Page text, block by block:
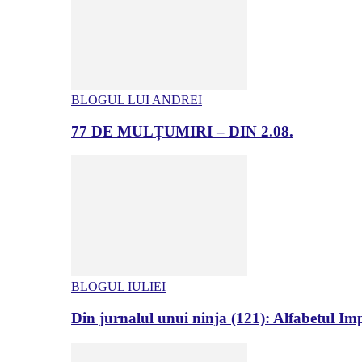
BLOGUL LUI ANDREI
77 DE MULȚUMIRI – DIN 2.08.
BLOGUL IULIEI
Din jurnalul unui ninja (121): Alfabetul